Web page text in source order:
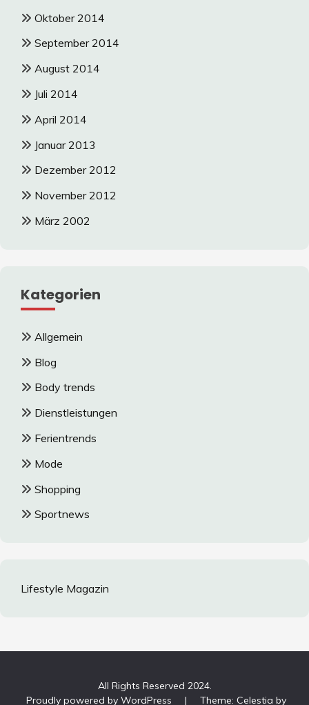
Oktober 2014
September 2014
August 2014
Juli 2014
April 2014
Januar 2013
Dezember 2012
November 2012
März 2002
Kategorien
Allgemein
Blog
Body trends
Dienstleistungen
Ferientrends
Mode
Shopping
Sportnews
Lifestyle Magazin
All Rights Reserved 2024.
Proudly powered by WordPress
| Theme: Celestia by